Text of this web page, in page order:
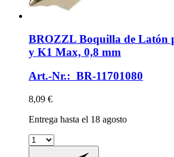
BROZZL Boquilla de Latón
y K1 Max, 0,8 mm
Art.-Nr.: BR-11701080
8,09 €
Entrega hasta el 18 agosto